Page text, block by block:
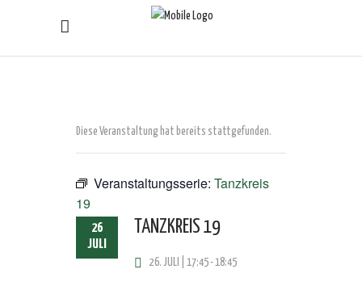
Diese Veranstaltung hat bereits stattgefunden.
Veranstaltungsserie: Tanzkreis
19
26
JULI
TANZKREIS 19
26. JULI | 17:45-18:45